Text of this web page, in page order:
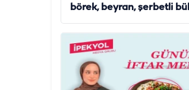
börek, beyran, şerbetli